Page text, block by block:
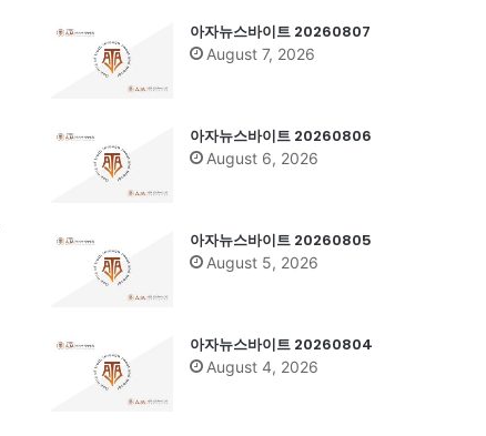
아자뉴스바이트 20260807
August 7, 2026
아자뉴스바이트 20260806
August 6, 2026
아자뉴스바이트 20260805
August 5, 2026
아자뉴스바이트 20260804
August 4, 2026